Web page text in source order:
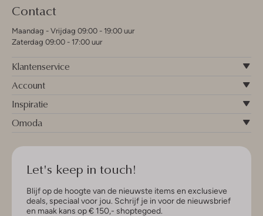
Contact
Maandag - Vrijdag 09:00 - 19:00 uur
Zaterdag 09:00 - 17:00 uur
Klantenservice
Account
Inspiratie
Omoda
Let's keep in touch!
Blijf op de hoogte van de nieuwste items en exclusieve
deals, speciaal voor jou. Schrijf je in voor de nieuwsbrief
en maak kans op € 150,- shoptegoed.